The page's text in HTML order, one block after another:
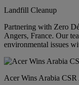
Landfill Cleanup
Partnering with Zero
Angers, France. Our
environmental issues
Acer Wins Arabia CSR